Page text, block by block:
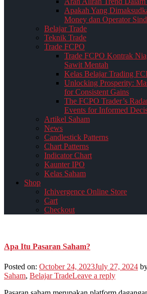
Apakah Yang
Money dan Operator
Belajar Trade
Teknik Trade
Trade FCPO
Trade FCPO Kontrak
Sawit Mentah
Kelas Belajar Trading
Unlocking Prosperity:
for Consistent Gains
The FCPO Trader’s
Events for Informed
Artikel Saham
News
Candlestick Patterns
Chart Patterns
Indicator Chart
Kaunter IPO
Kelas Saham
Shop
Ichivergence Online Store
Cart
Checkout
Apa Itu Pasaran Saham?
Posted on: October 24, 2023July 27, 2024
Saham, Belajar TradeLeave a reply